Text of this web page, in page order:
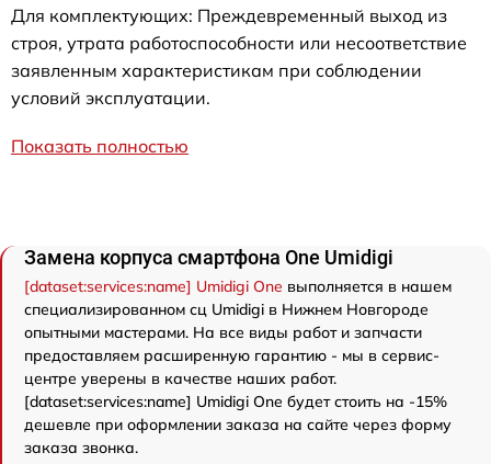
Для комплектующих: Преждевременный выход из
строя, утрата работоспособности или несоответствие
заявленным характеристикам при соблюдении
условий эксплуатации.
Показать полностью
Замена корпуса смартфона One Umidigi
[dataset:services:name] Umidigi One выполняется в нашем
специализированном сц Umidigi в Нижнем Новгороде
опытными мастерами. На все виды работ и запчасти
предоставляем расширенную гарантию - мы в сервис-
центре уверены в качестве наших работ.
[dataset:services:name] Umidigi One будет стоить на -15%
дешевле при оформлении заказа на сайте через форму
заказа звонка.